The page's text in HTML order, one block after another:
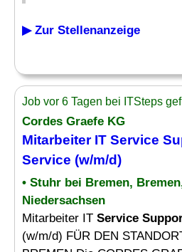
▶ Zur Stellenanzeige
Job vor 6 Tagen bei ITSteps
Cordes Graefe KG
Mitarbeiter IT Service
Service (w/m/d)
• Stuhr bei Bremen,
Niedersachsen
Mitarbeiter IT Service
(w/m/d) FÜR DEN